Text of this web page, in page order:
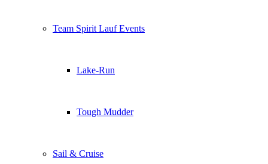
Team Spirit Lauf Events
Lake-Run
Tough Mudder
Sail & Cruise